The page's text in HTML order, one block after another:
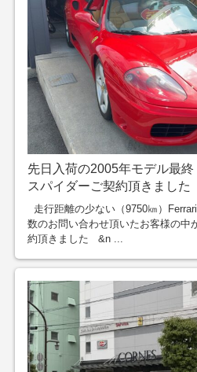
先日入荷の2005年モデル最
スパイダーご契約頂きました
走行距離の少ない（9750㎞）
数のお問い合わせ頂いたお客様の中
約頂きました &n ...